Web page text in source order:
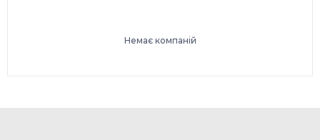
Немає компаній